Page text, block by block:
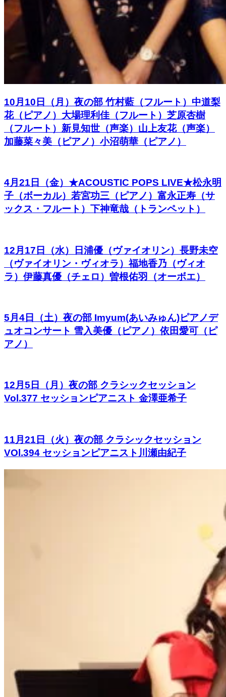
10月10日（月）夜の部 竹村藍（フルート）中道梨
花（ピアノ）大場理利佳（フルート）芝原杏樹
（フルート）新見知世（声楽）山上友花（声楽）
加藤菜々美（ピアノ）小沼萌華（ピアノ）
4月21日（金）★ACOUSTIC POPS LIVE★松永明
子（ボーカル）若宮功三（ピアノ）富永正寿（サ
ックス・フルート）下神竜哉（トランペット）
12月17日（水）日浦優（ヴァイオリン）長野未空
（ヴァイオリン・ヴィオラ）福地香乃（ヴィオ
ラ）伊藤真優（チェロ）曽根佑羽（オーボエ）
5月4日（土）夜の部 Imyum(あいみゅん)ピアノデ
ュオコンサート 雪入美優（ピアノ）依田愛可（ピ
アノ）
12月5日（月）夜の部 クラシックセッション
Vol.377 セッションピアニスト 金澤亜希子
11月21日（火）夜の部 クラシックセッション
VOl.394 セッションピアニスト川瀬由紀子